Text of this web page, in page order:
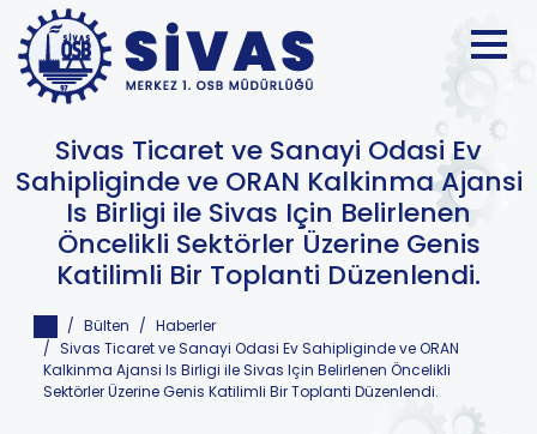
Sivas Ticaret ve Sanayi Odasi Ev
Sahipliginde ve ORAN Kalkinma Ajansi
Is Birligi ile Sivas Için Belirlenen
Öncelikli Sektörler Üzerine Genis
Katilimli Bir Toplanti Düzenlendi.
Bülten
Haberler
Sivas Ticaret ve Sanayi Odasi Ev Sahipliginde ve ORAN
Kalkinma Ajansi Is Birligi ile Sivas Için Belirlenen Öncelikli
Sektörler Üzerine Genis Katilimli Bir Toplanti Düzenlendi.